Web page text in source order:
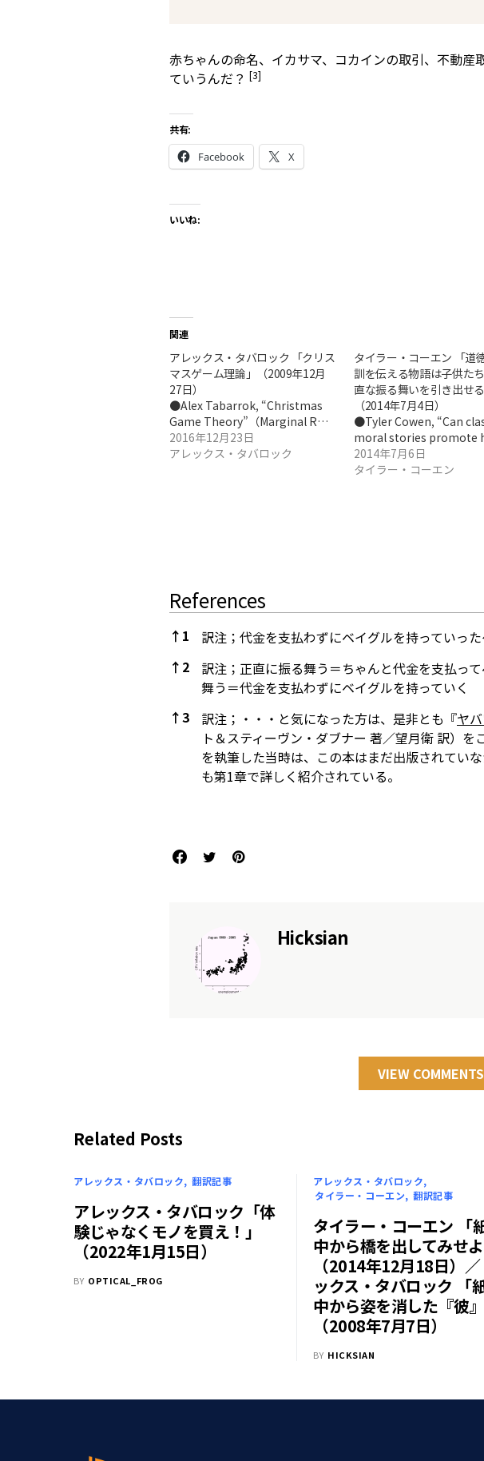
赤ちゃんの命名、イカサマ、コカインの取引、不動産
ていうんだ？ [3]
共有:
Facebook X
いいね:
関連
アレックス・タバロック 「クリス
マスゲーム理論」（2009年12月
27日）
●Alex Tabarrok, “Christmas
Game Theory”（Marginal R…
2016年12月23日
アレックス・タバロック
タイラー・コーエン 「道
訓を伝える物語は子供た
直な振る舞いを引き出せる
（2014年7月4日）
●Tyler Cowen, “Can
moral stories promote
2014年7月6日
タイラー・コーエン
References
↑ 1
訳注；代金を支払わずにベイグルを持っていっ
↑ 2
訳注；正直に振る舞う＝ちゃんと代金を支払っ
舞う＝代金を支払わずにベイグルを持っていく
↑3 訳注；・・・と気になった方は、是非とも『ヤ
ト＆スティーヴン・ダブナー 著／望月衛 訳）
を執筆した当時は、この本はまだ出版されてい
も第1章で詳しく紹介されている。
Hicksian
VIEW
Related Posts
アレックス・タバロック 翻訳記事
アレックス・タバロック「体
験じゃなくモノを買え！」
（2022年1月15日）
BY OPTICAL_FROG
アレックス・タバロック
タイラー・コーエン 翻訳記事
タイラー・コーエン 「
中から橋を出してみせよ
（2014年12月18日）
ックス・タバロック 「
中から姿を消した『彼』
（2008年7月7日）
BY HICKSIAN